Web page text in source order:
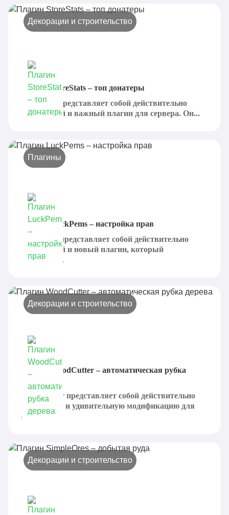
Декорации и строительство
Плагин StoreStats – топ донатеры
StoreStats представляет собой действительно
интересный и важный плагин для сервера. Он...
Плагины
Плагин LuckPems – настройка прав
LuckPems представляет собой действительно
интересный и новый плагин, который
позволяет...
Декорации и строительство
Плагин WoodCutter – автоматическая рубка
WoodCutter представляет собой действительно
необычную и удивительную модификацию для
серверов...
Декорации и строительство